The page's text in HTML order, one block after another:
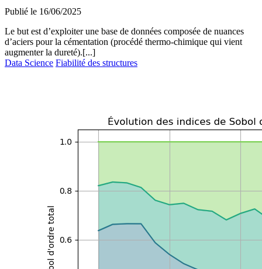
Publié le 16/06/2025
Le but est d’exploiter une base de données composée de nuances
d’aciers pour la cémentation (procédé thermo-chimique qui vient
augmenter la dureté).[...]
Data Science Fiabilité des structures